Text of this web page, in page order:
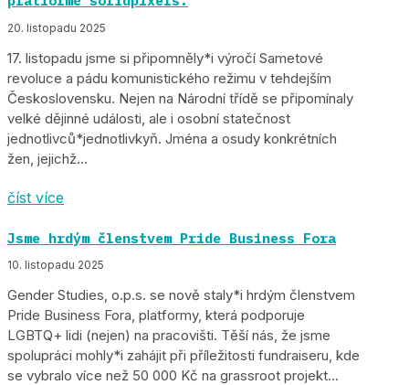
20. listopadu 2025
17. listopadu jsme si připomněly*i výročí Sametové
revoluce a pádu komunistického režimu v tehdejším
Československu. Nejen na Národní třídě se připomínaly
velké dějinné události, ale i osobní statečnost
jednotlivců*jednotlivkyň. Jména a osudy konkrétních
žen, jejichž...
číst více
Jsme hrdým členstvem Pride Business Fora
10. listopadu 2025
Gender Studies, o.p.s. se nově staly*i hrdým členstvem
Pride Business Fora, platformy, která podporuje
LGBTQ+ lidi (nejen) na pracovišti. Těší nás, že jsme
spolupráci mohly*i zahájit při příležitosti fundraiseru, kde
se vybralo více než 50 000 Kč na grassroot projekt...